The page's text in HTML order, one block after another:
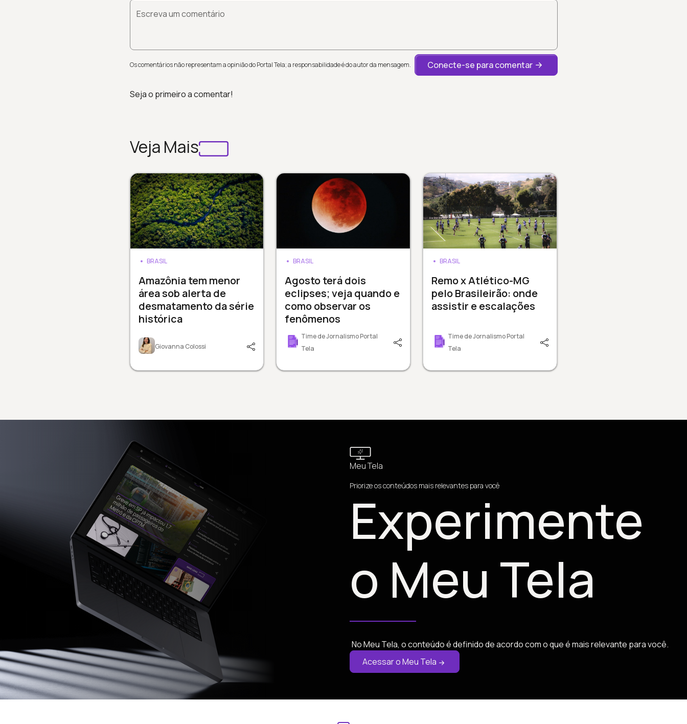
Escreva um comentário
Os comentários não representam a opinião do Portal Tela; a responsabilidade é do autor da mensagem. Conecte-se para comentar
Seja o primeiro a comentar!
Veja Mais
BRASIL
Amazônia tem menor
área sob alerta de
desmatamento da série
histórica
Giovanna Colossi
BRASIL
Agosto terá dois
eclipses; veja quando e
como observar os
fenômenos
Time de Jornalismo Portal
Tela
BRASIL
Remo x Atlético-MG
pelo Brasileirão: onde
assistir e escalações
Time de Jornalismo Portal
Tela
Meu Tela
Priorize os conteúdos mais relevantes para você
Experimente
o Meu Tela
No Meu Tela, o conteúdo é definido de acordo com o que é mais relevante para você.
Acessar o Meu Tela